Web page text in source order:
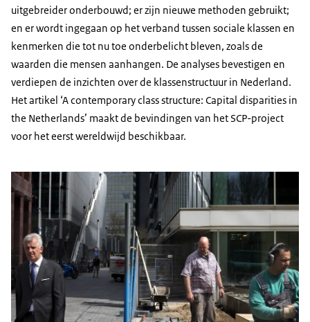
uitgebreider onderbouwd; er zijn nieuwe methoden gebruikt;
en er wordt ingegaan op het verband tussen sociale klassen en
kenmerken die tot nu toe onderbelicht bleven, zoals de
waarden die mensen aanhangen. De analyses bevestigen en
verdiepen de inzichten over de klassenstructuur in Nederland.
Het artikel ‘A contemporary class structure: Capital disparities in
the Netherlands’ maakt de bevindingen van het SCP-project
voor het eerst wereldwijd beschikbaar.